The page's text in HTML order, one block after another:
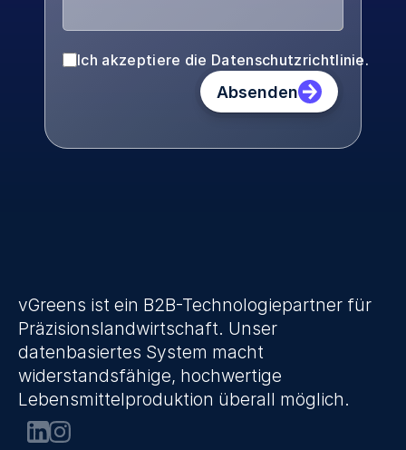
Ich akzeptiere die Datenschutzrichtlinie.
Absenden
vGreens ist ein B2B-Technologiepartner für
Präzisionslandwirtschaft. Unser
datenbasiertes System macht
widerstandsfähige, hochwertige
Lebensmittelproduktion überall möglich.